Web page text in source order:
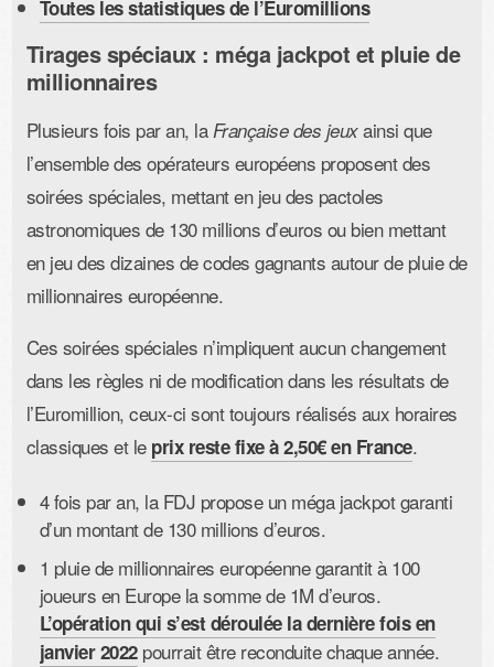
Toutes les statistiques de l’Euromillions
Tirages spéciaux : méga jackpot et pluie de
millionnaires
Plusieurs fois par an, laFrançaise des jeuxainsi que
l’ensemble des opérateurs européens proposent des
soirées spéciales, mettant en jeu des pactoles
astronomiques de 130 millions d’euros ou bien mettant
en jeu des dizaines de codes gagnants autour de pluie de
millionnaires européenne.
Ces soirées spéciales n’impliquent aucun changement
dans les règles ni de modification dans les résultats de
l’Euromillion, ceux-ci sont toujours réalisés aux horaires
classiques et le prix reste fixe à 2,50€ en France.
4 fois par an, la FDJ propose un méga jackpot garanti
d’un montant de 130 millions d’euros.
1 pluie de millionnaires européenne garantit à 100
joueurs en Europe la somme de 1M d’euros.
L’opération qui s’est déroulée la dernière fois en
janvier 2022pourrait être reconduite chaque année.